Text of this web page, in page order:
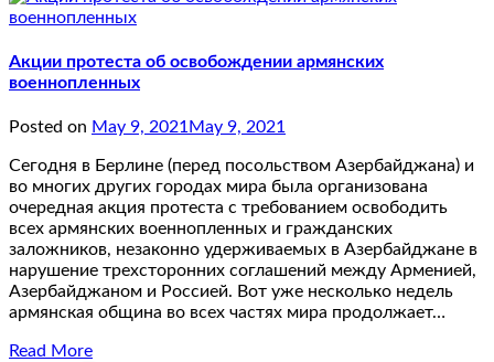
Акции протеста об освобождении армянских
военнопленных
Posted on May 9, 2021May 9, 2021
Сегодня в Берлине (перед посольством Азербайджана) и
во многих других городах мира была организована
очередная акция протеста с требованием освободить
всех армянских военнопленных и гражданских
заложников, незаконно удерживаемых в Азербайджане в
нарушение трехсторонних соглашений между Арменией,
Азербайджаном и Россией. Вот уже несколько недель
армянская община во всех частях мира продолжает…
Read More